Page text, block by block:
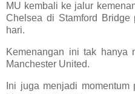
MU kembali ke jalur
Chelsea di Stamford Bridge
hari.
Kemenangan ini tak hanya
Manchester United.
Ini juga menjadi